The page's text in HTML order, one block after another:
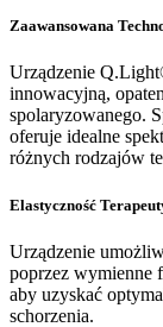
Zaawansowana
Urządzenie
innowacyjną,
spolaryzowanego.
oferuje idealne
różnych rodzajów
Elastyczność
Urządzenie
poprzez wymienne
aby uzyskać
schorzenia.